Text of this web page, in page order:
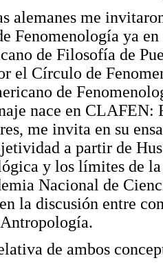
alemanes me
Fenomenología ya
de Filosofía de
el Círculo de
de
nace en
me invita en su
a partir de
y los límites de
Nacional de
la discusión entre
de ambos